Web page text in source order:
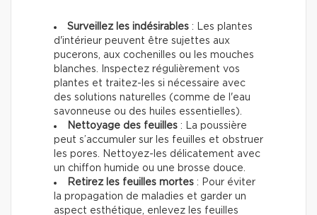
Surveillez les indésirables : Les plantes
d'intérieur peuvent être sujettes aux
pucerons, aux cochenilles ou les mouches
blanches. Inspectez régulièrement vos
plantes et traitez-les si nécessaire avec
des solutions naturelles (comme de l'eau
savonneuse ou des huiles essentielles).
Nettoyage des feuilles : La poussière
peut s’accumuler sur les feuilles et obstruer
les pores. Nettoyez-les délicatement avec
un chiffon humide ou une brosse douce.
Retirez les feuilles mortes : Pour éviter
la propagation de maladies et garder un
aspect esthétique, enlevez les feuilles